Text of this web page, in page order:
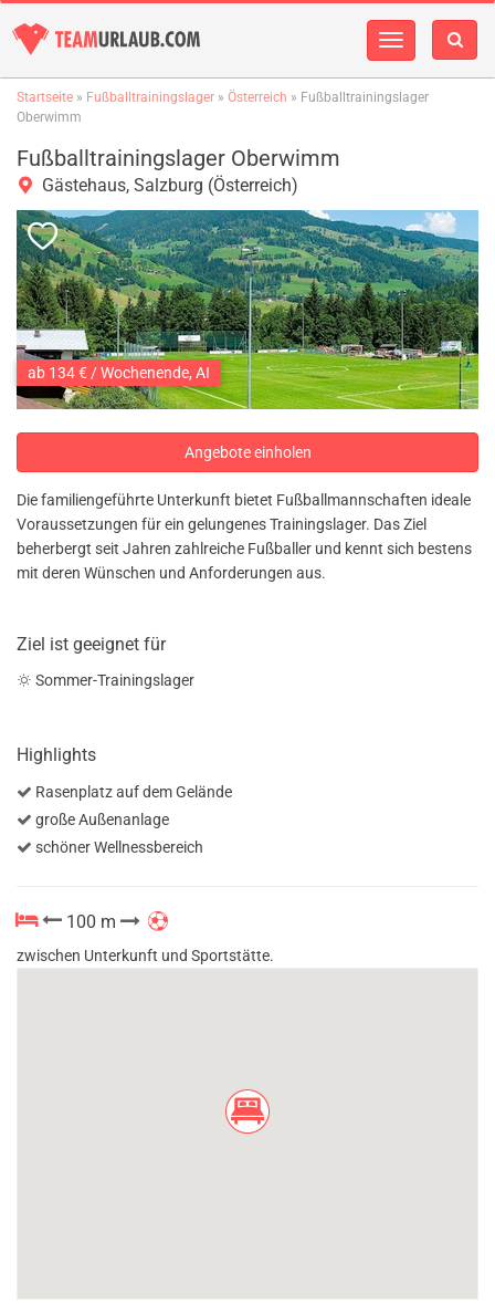
Navigation
Startseite » Fußballtrainingslager » Österreich » Fußballtrainingslager
Oberwimm
Fußballtrainingslager Oberwimm
Gästehaus, Salzburg (Österreich)
ab 134 € / Wochenende, AI
Angebote einholen
Die familiengeführte Unterkunft bietet Fußballmannschaften ideale
Voraussetzungen für ein gelungenes Trainingslager. Das Ziel
beherbergt seit Jahren zahlreiche Fußballer und kennt sich bestens
mit deren Wünschen und Anforderungen aus.
Ziel ist geeignet für
Sommer-Trainingslager
Highlights
Rasenplatz auf dem Gelände
große Außenanlage
schöner Wellnessbereich
100 m
zwischen Unterkunft und Sportstätte.